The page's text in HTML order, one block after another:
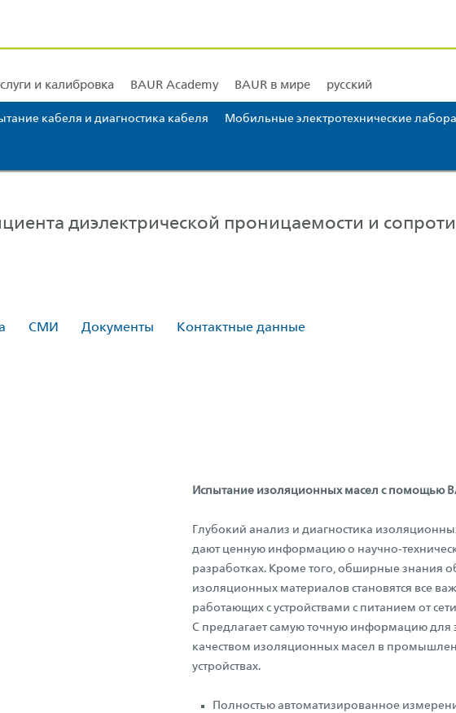
кабеля и диагностика кабеля Мобильные электротехнические
и калибровка
Обучение и подготовка
BAUR Academy BAUR в мире
BAUR Северная и Центральная Америка BAUR Южная Америка
русский
диэлектрической проницаемости и
СМИ Документы Контактные данные
Испытание изоляционных масел с помощью
Глубокий анализ и диагностика
дают ценную информацию о научно-
разработках. Кроме того, обширные знания
изоляционных материалов становятся все
работающих с устройствами с питанием от
C предлагает самую точную информацию для
качеством изоляционных масел в
устройствах.
Полностью автоматизированное